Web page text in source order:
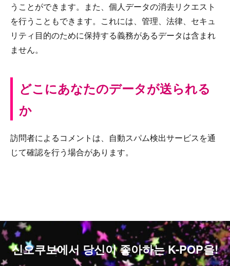
うことができます。また、個人データの消去リクエスト
を行うこともできます。これには、管理、法律、セキュ
リティ目的のために保持する義務があるデータは含まれ
ません。
どこにあなたのデータが送られる
か
訪問者によるコメントは、自動スパム検出サービスを通
じて確認を行う場合があります。
신오쿠보에서 당신이 좋아하는 K-POP을!